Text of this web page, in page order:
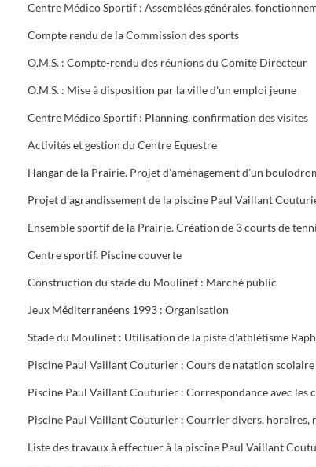
Compte rendu de la Commission des sports
O.M.S. : Compte-rendu des réunions du Comité Directeur
O.M.S. : Mise à disposition par la ville d'un emploi jeune
Centre Médico Sportif : Planning, confirmation des visites
Activités et gestion du Centre Equestre
Hangar de la Prairie. Projet d'aménagement d'un
Centre sportif. Piscine couverte
Construction du stade du Moulinet : Marché public
Jeux Méditerranéens 1993 : Organisation
Piscine Paul Vaillant Couturier : Correspondance avec les
Liste des travaux à effectuer à la piscine Paul Vaillant